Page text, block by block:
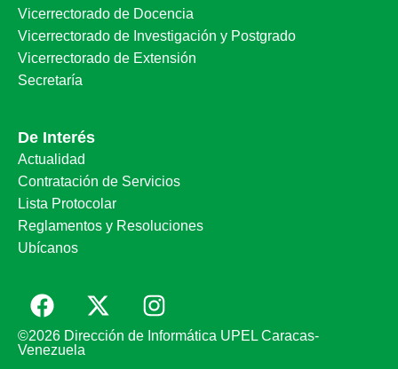
Vicerrectorado de Docencia
Vicerrectorado de Investigación y Postgrado
Vicerrectorado de Extensión
Secretaría
De Interés
Actualidad
Contratación de Servicios
Lista Protocolar
Reglamentos y Resoluciones
Ubícanos
©2026 Dirección de Informática UPEL Caracas-
Venezuela